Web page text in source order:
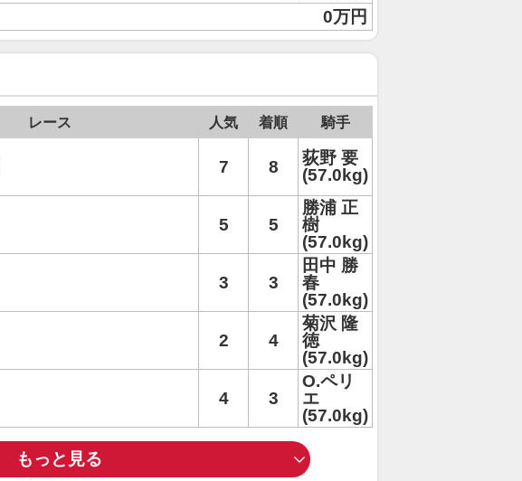
0万円
レース 人気 着順 騎手
7 8
荻野 要
(57.0kg)
5 5
勝浦 正
樹
(57.0kg)
3 3
田中 勝
春
(57.0kg)
2 4
菊沢 隆
徳
(57.0kg)
4 3
O.ペリ
エ
(57.0kg)
もっと見る